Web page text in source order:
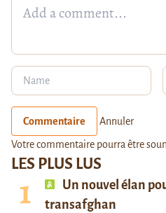
LES PLUS LUS
Un nouvel élan
transafghan
Commentaire Annuler
Votre commentaire pourra être